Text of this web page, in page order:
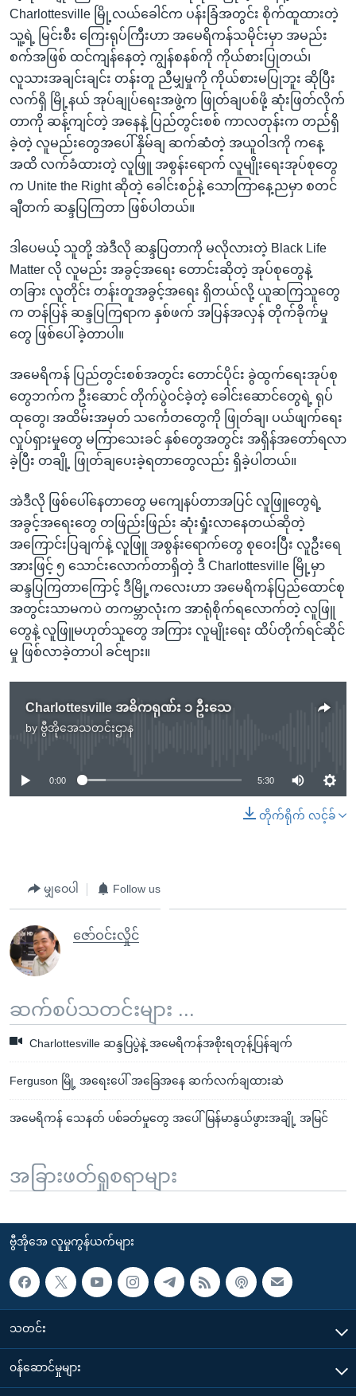
Charlottesville မြို့လယ်ခေါင်က ပန်းခြံအတွင်း စိုက်ထူထားတဲ့
သူ့ရဲ့ မြင်းစီး ကြေးရုပ်ကြီးဟာ အမေရိကန်သမိုင်းမှာ အမည်း
စက်အဖြစ် ထင်ကျန်နေတဲ့ ကျွန်စနစ်ကို ကိုယ်စားပြုတယ်၊
လူသားအချင်းချင်း တန်းတူ ညီမျှမှုကို ကိုယ်စားမပြုဘူး ဆိုပြီး
လက်ရှိ မြို့နယ် အုပ်ချုပ်ရေးအဖွဲ့က ဖြုတ်ချပစ်ဖို့ ဆုံးဖြတ်လိုက်
တာကို ဆန့်ကျင်တဲ့ အနေနဲ့ ပြည်တွင်းစစ် ကာလတုန်းက တည်ရှိ
ခဲ့တဲ့ လူမည်းတွေအပေါ် နှိမ်ချ ဆက်ဆံတဲ့ အယူဝါဒကို ကနေ့
အထိ လက်ခံထားတဲ့ လူဖြူ အစွန်းရောက် လူမျိုးရေးအုပ်စုတွေ
က Unite the Right ဆိုတဲ့ ခေါင်းစဉ်နဲ့ သောကြာနေ့ညမှာ စတင်
ချီတက် ဆန္ဒပြကြတာ ဖြစ်ပါတယ်။
ဒါပေမယ့် သူတို့ အဲဒီလို ဆန္ဒပြတာကို မလိုလားတဲ့ Black Life
Matter လို လူမည်း အခွင့်အရေး တောင်းဆိုတဲ့ အုပ်စုတွေနဲ့
တခြား လူတိုင်း တန်းတူအခွင့်အရေး ရှိတယ်လို့ ယူဆကြသူတွေ
က တန်ပြန် ဆန္ဒပြကြရာက နှစ်ဖက် အပြန်အလှန် တိုက်ခိုက်မှု
တွေ ဖြစ်ပေါ်ခဲ့တာပါ။
အမေရိကန် ပြည်တွင်းစစ်အတွင်း တောင်ပိုင်း ခွဲထွက်ရေးအုပ်စု
တွေဘက်က ဦးဆောင် တိုက်ပွဲဝင်ခဲ့တဲ့ ခေါင်းဆောင်တွေရဲ့ ရုပ်
ထုတွေ၊ အထိမ်းအမှတ် သင်္ကေတတွေကို ဖြုတ်ချ၊ ပယ်ဖျက်ရေး
လှုပ်ရှားမှုတွေ မကြာသေးခင် နှစ်တွေအတွင်း အရှိန်အတော်ရလာ
ခဲ့ပြီး တချို့ ဖြုတ်ချပေးခဲ့ရတာတွေလည်း ရှိခဲ့ပါတယ်။
အဲဒီလို ဖြစ်ပေါ်နေတာတွေ မကျေနပ်တာအပြင် လူဖြူတွေရဲ့
အခွင့်အရေးတွေ တဖြည်းဖြည်း ဆုံးရှုံးလာနေတယ်ဆိုတဲ့
အကြောင်းပြချက်နဲ့ လူဖြူ အစွန်းရောက်တွေ စုဝေးပြီး လူဦးရေ
အားဖြင့် ၅ သောင်းလောက်တာရှိတဲ့ ဒီ Charlottesville မြို့မှာ
ဆန္ဒပြကြတာကြောင့် ဒီမြို့ကလေးဟာ အမေရိကန်ပြည်ထောင်စု
အတွင်းသာမကပဲ တကမ္ဘာလုံးက အာရုံစိုက်ရလောက်တဲ့ လူဖြူ
တွေနဲ့ လူဖြူမဟုတ်သူတွေ အကြား လူမျိုးရေး ထိပ်တိုက်ရင်ဆိုင်
မှု ဖြစ်လာခဲ့တာပါ ခင်ဗျား။
Charlottesville အဓိကရုဏ်း ၁ ဦးသေ
by ဗွီအိုအေသတင်းဌာန
No media source currently available
0:00 5:30
တိုက်ရိုက် လင့်ခ်
မျှဝေပါ Follow us
ဇော်ဝင်းလှိုင်
ဆက်စပ်သတင်းများ ...
Charlottesville ဆန္ဒပြပွဲနဲ့ အမေရိကန်အစိုးရတုန့်ပြန်ချက်
Ferguson မြို့ အရေးပေါ် အခြေအနေ ဆက်လက်ချထားဆဲ
အမေရိကန် သေနတ် ပစ်ခတ်မှုတွေ အပေါ် မြန်မာနွယ်ဖွားအချို့ အမြင်
အခြားဖတ်ရှုစရာများ
ဗွီအိုအေ လူမှုကွန်ယက်များ
သတင်း
၀န်ဆောင်မှုများ